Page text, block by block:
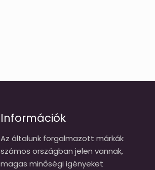
Információk
Az általunk forgalmazott márkák
számos országban jelen vannak,
magas minőségi igényeket